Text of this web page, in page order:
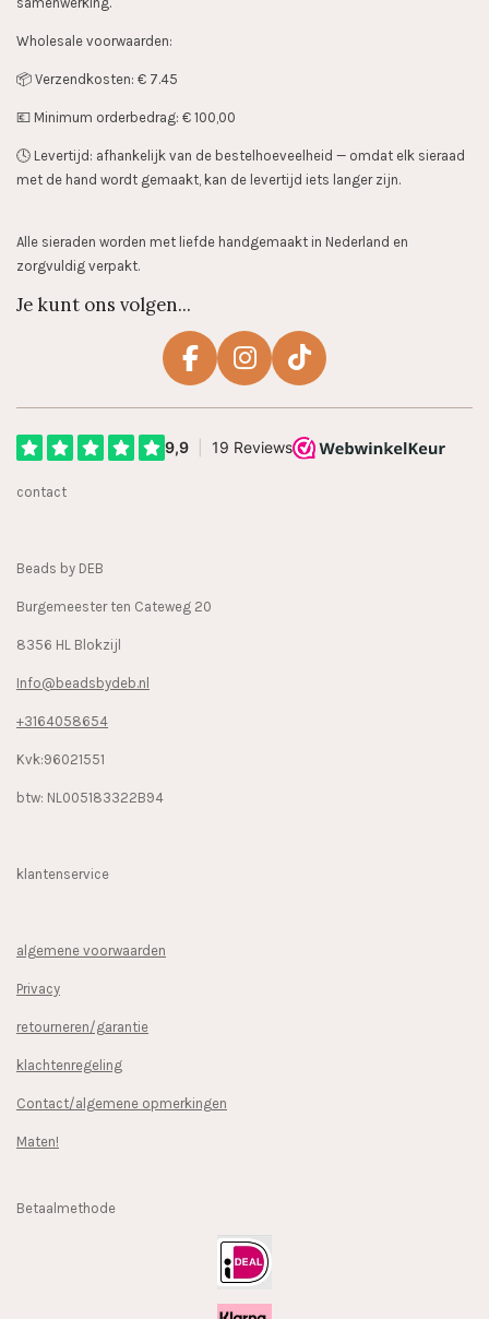
Wholesale voorwaarden:
📦 Verzendkosten: € 7.45
💶 Minimum orderbedrag: € 100,00
🕓 Levertijd: afhankelijk van de bestelhoeveelheid — omdat elk sieraad
met de hand wordt gemaakt, kan de levertijd iets langer zijn.
Alle sieraden worden met liefde handgemaakt in Nederland en
zorgvuldig verpakt.
Je kunt ons volgen...
F
e
I
t
T
T
contact
Beads by DEB
Burgemeester ten Cateweg 20
8356 HL Blokzijl
Info@beadsbydeb.nl
+3164058654
Kvk:96021551
btw: NL005183322B94
klantenservice
algemene voorwaarden
Privacy
retourneren/garantie
klachtenregeling
Contact/algemene opmerkingen
Maten!
Betaalmethode